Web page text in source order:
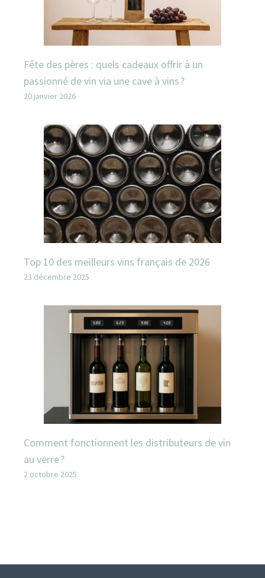
Fête des pères : quels cadeaux offrir à un
passionné de vin via une cave à vins ?
20 janvier 2026
Top 10 des meilleurs vins français de 2026
23 décembre 2025
Comment fonctionnent les distributeurs de vin
au verre ?
2 octobre 2025